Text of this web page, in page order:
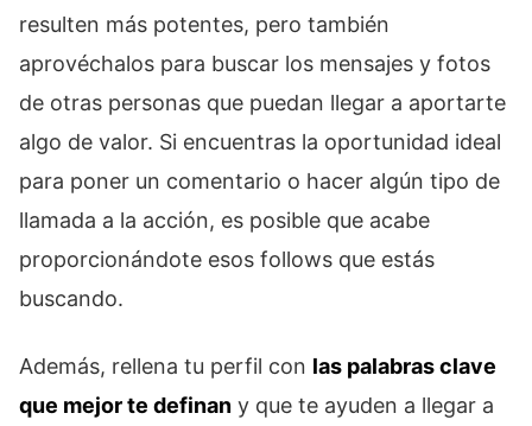
resulten más potentes, pero también
aprovéchalos para buscar los mensajes y fotos
de otras personas que puedan llegar a aportarte
algo de valor. Si encuentras la oportunidad ideal
para poner un comentario o hacer algún tipo de
llamada a la acción, es posible que acabe
proporcionándote esos follows que estás
buscando.
Además, rellena tu perfil con las palabras clave
que mejor te definan y que te ayuden a llegar a